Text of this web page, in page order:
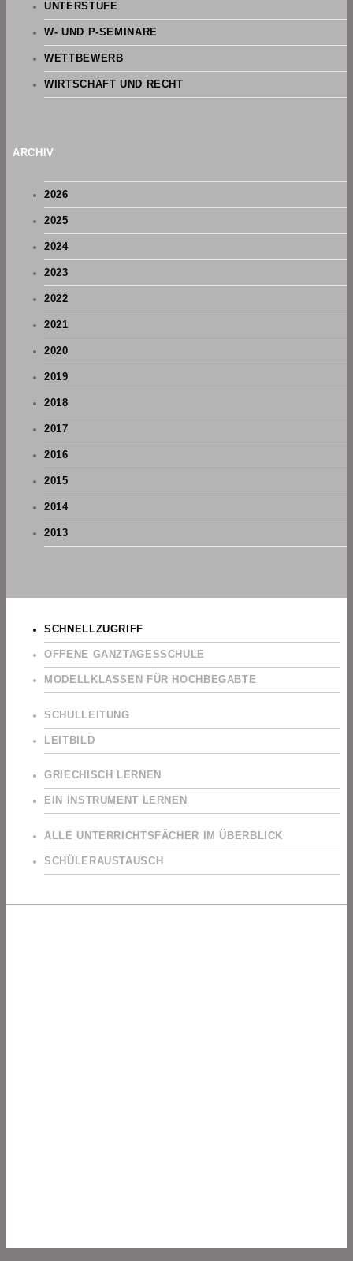
UNTERSTUFE
W- UND P-SEMINARE
WETTBEWERB
WIRTSCHAFT UND RECHT
ARCHIV
2026
2025
2024
2023
2022
2021
2020
2019
2018
2017
2016
2015
2014
2013
SCHNELLZUGRIFF
OFFENE GANZTAGESSCHULE
MODELLKLASSEN FÜR HOCHBEGABTE
SCHULLEITUNG
LEITBILD
GRIECHISCH LERNEN
EIN INSTRUMENT LERNEN
ALLE UNTERRICHTSFÄCHER IM ÜBERBLICK
SCHÜLERAUSTAUSCH